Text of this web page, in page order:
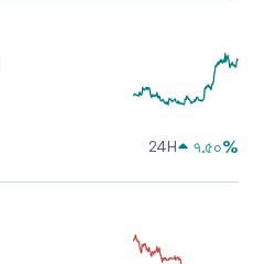
24H ৭.৫০%